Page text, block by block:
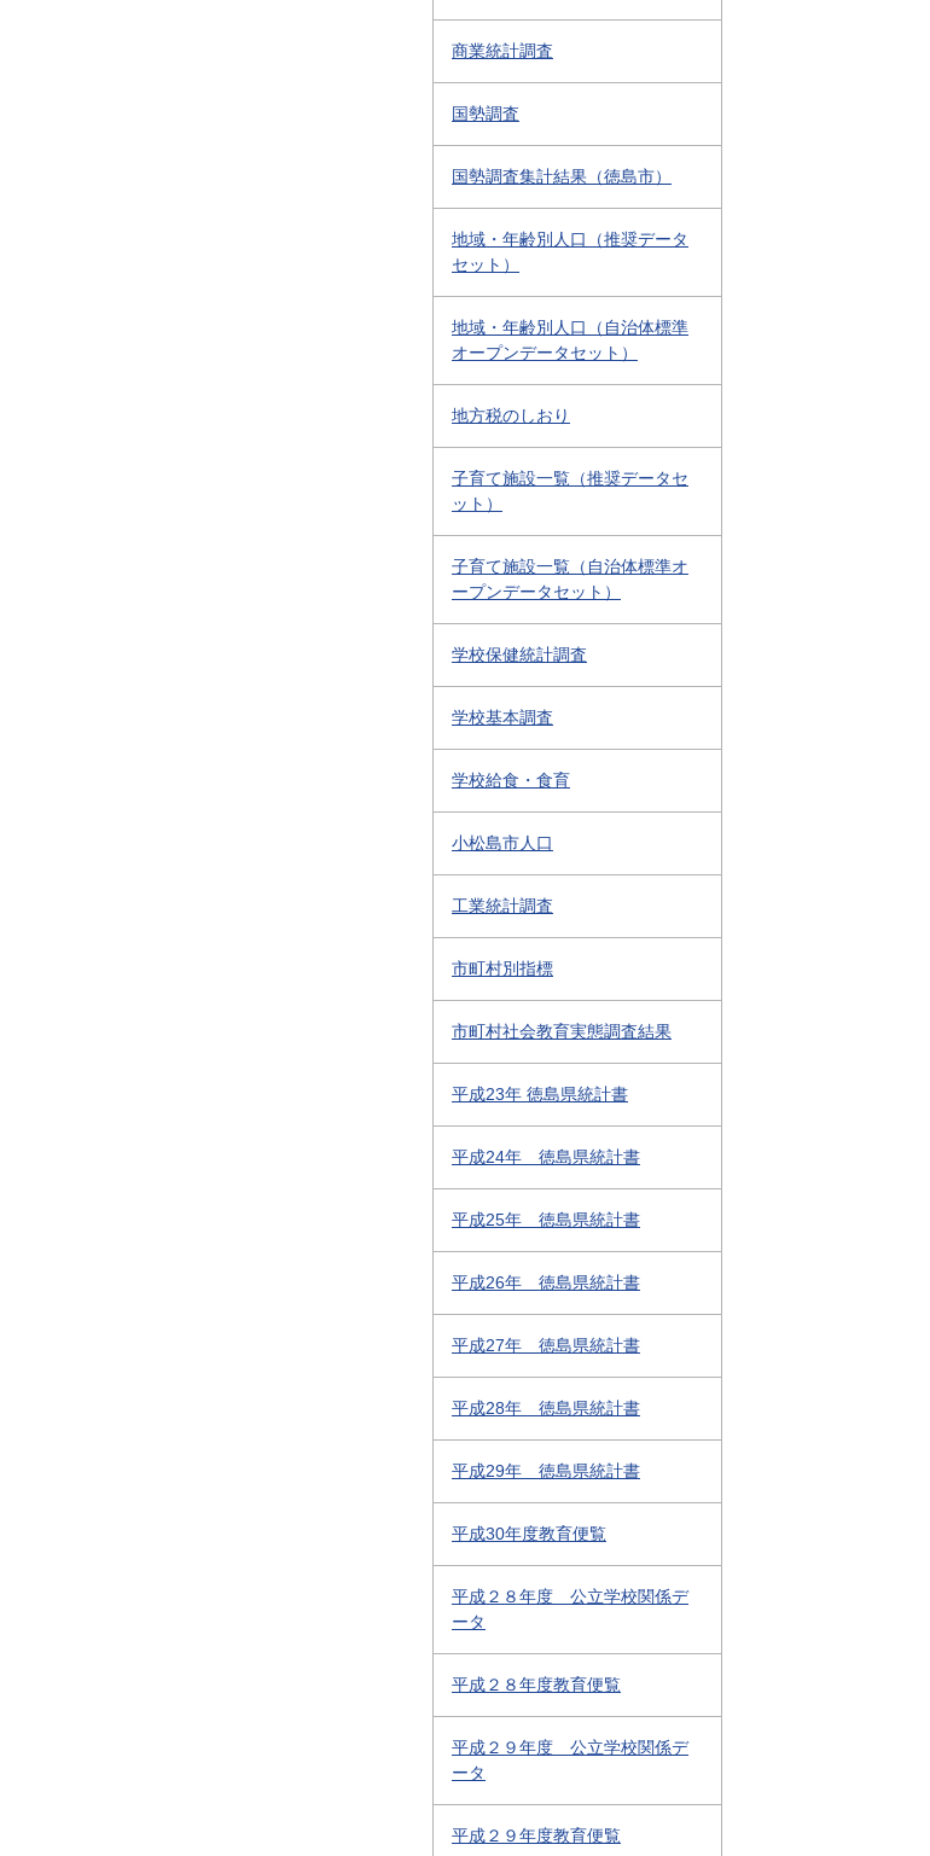
商業統計調査
国勢調査
国勢調査集計結果（徳島市）
地域・年齢別人口（推奨データ
セット）
地域・年齢別人口（自治体標準
オープンデータセット）
地方税のしおり
子育て施設一覧（推奨データセ
ット）
子育て施設一覧（自治体標準オ
ープンデータセット）
学校保健統計調査
学校基本調査
学校給食・食育
小松島市人口
工業統計調査
市町村別指標
市町村社会教育実態調査結果
平成23年 徳島県統計書
平成24年 徳島県統計書
平成25年 徳島県統計書
平成26年 徳島県統計書
平成27年 徳島県統計書
平成28年 徳島県統計書
平成29年 徳島県統計書
平成30年度教育便覧
平成２８年度 公立学校関係デ
ータ
平成２８年度教育便覧
平成２９年度 公立学校関係デ
ータ
平成２９年度教育便覧